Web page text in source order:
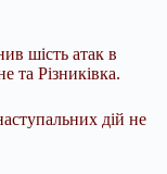
шість атак в
та Різниківка.
дій не